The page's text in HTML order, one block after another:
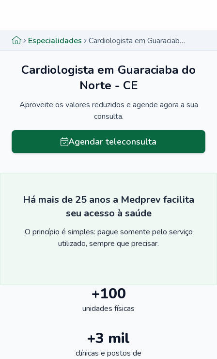
Especialidades Cardiologista em Guaraciaba do Norte - CE
Cardiologista em Guaraciaba do
Norte - CE
Aproveite os valores reduzidos e agende agora a sua
consulta.
Agendar teleconsulta
Há mais de 25 anos a Medprev facilita
seu acesso à saúde
O princípio é simples: pague somente pelo serviço
utilizado, sempre que precisar.
+100
unidades físicas
+3 mil
clínicas e postos de